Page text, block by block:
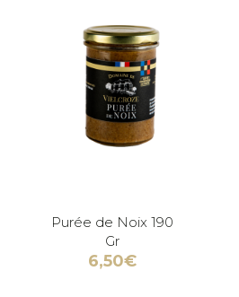
Purée de Noix 190
Gr
6,50€